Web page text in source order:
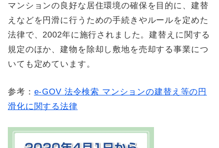
マンションの良好な居住環境の確保を目的に、建替
えなどを円滑に行うための手続きやルールを定めた
法律で、2002年に施行されました。建替えに関する
規定のほか、建物を除却し敷地を売却する事業につ
いても定めています。
参考： e-GOV 法令検索 マンションの建替え等の円
滑化に関する法律